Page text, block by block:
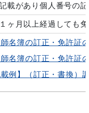
載があり個人番号の
ヶ月以上経過しても
名簿の訂正・免許証
名簿の訂正・免許証
載例】（訂正・書換）